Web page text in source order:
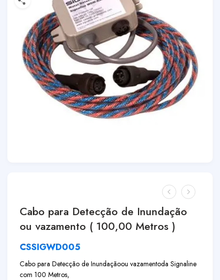
Cabo para Detecção de Inundação
ou vazamento ( 100,00 Metros )
CSSIGWD005
Cabo para Detecção de Inundaçãoou vazamentoda Signaline
com 100 Metros,